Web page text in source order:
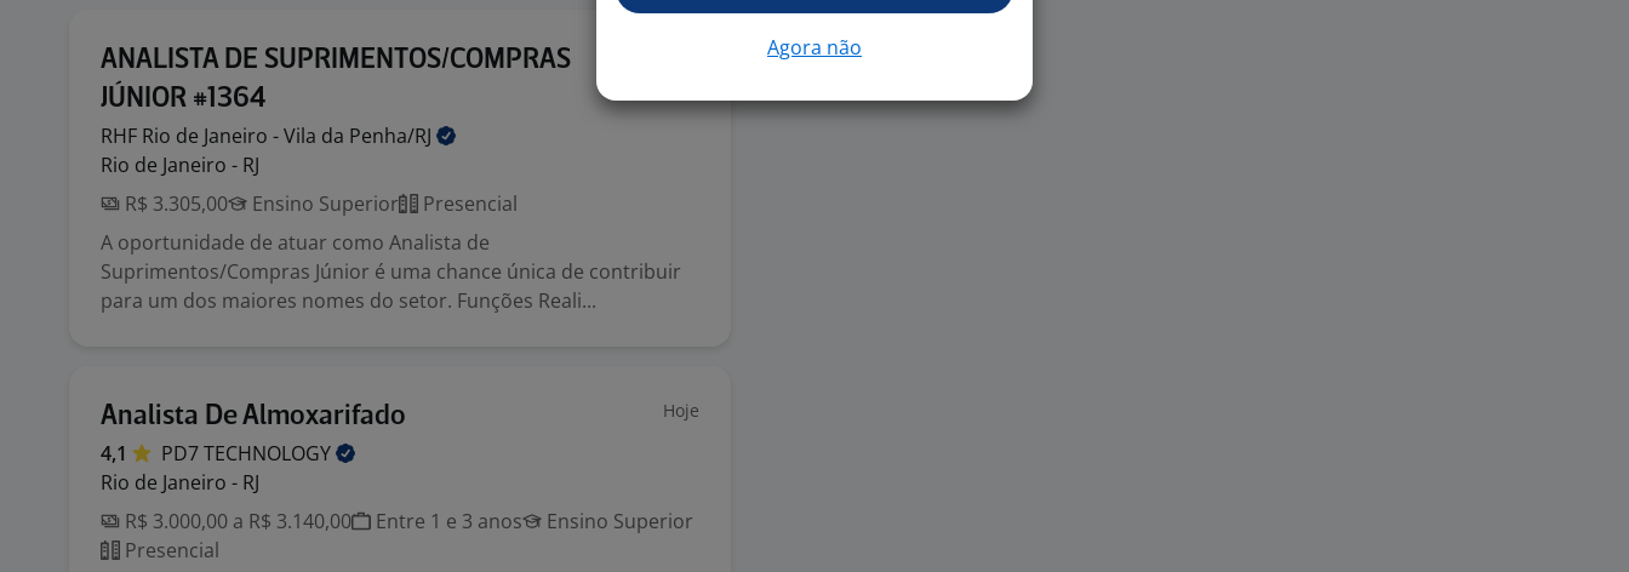
ANALISTA DE SUPRIMENTOS/COMPRAS
JÚNIOR #1364
RHF Rio de Janeiro - Vila da Penha/RJ
Rio de Janeiro - RJ
R$ 3.305,00
Ensino Superior
Presencial
A oportunidade de atuar como Analista de
Suprimentos/Compras Júnior é uma chance única de contribuir
para um dos maiores nomes do setor. Funções Reali...
Analista De Almoxarifado Hoje
4,1 PD7TECHNOLOGY
Rio de Janeiro - RJ
R$ 3.000,00 a R$ 3.140,00
Entre 1 e 3 anos
Ensino Superior
Presencial
Agora não